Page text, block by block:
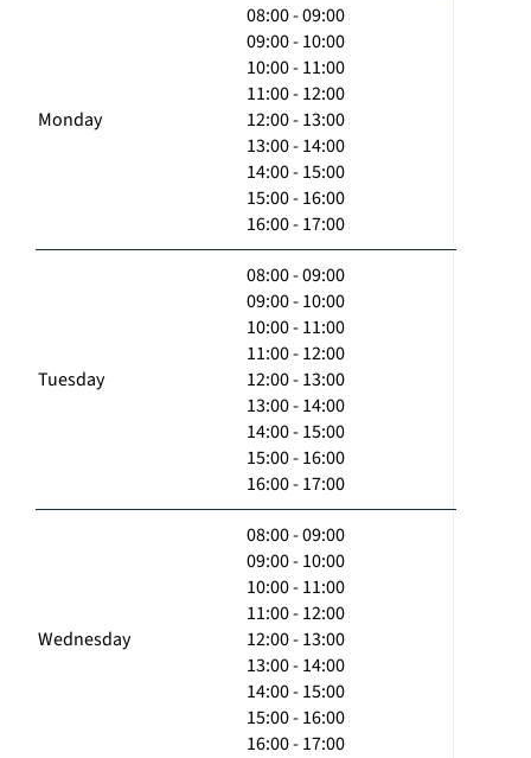
Monday
08:00 - 09:00
09:00 - 10:00
10:00 - 11:00
11:00 - 12:00
12:00 - 13:00
13:00 - 14:00
14:00 - 15:00
15:00 - 16:00
16:00 - 17:00
Tuesday
08:00 - 09:00
09:00 - 10:00
10:00 - 11:00
11:00 - 12:00
12:00 - 13:00
13:00 - 14:00
14:00 - 15:00
15:00 - 16:00
16:00 - 17:00
Wednesday
08:00 - 09:00
09:00 - 10:00
10:00 - 11:00
11:00 - 12:00
12:00 - 13:00
13:00 - 14:00
14:00 - 15:00
15:00 - 16:00
16:00 - 17:00